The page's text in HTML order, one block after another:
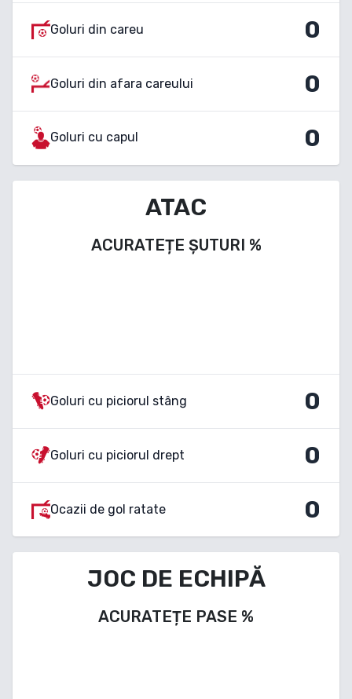
Goluri din careu 0
Goluri din afara careului 0
Goluri cu capul 0
ATAC
ACURATEȚE ȘUTURI %
Goluri cu piciorul stâng 0
Goluri cu piciorul drept 0
Ocazii de gol ratate 0
JOC DE ECHIPĂ
ACURATEȚE PASE %